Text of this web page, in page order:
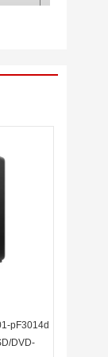
pF3014d
DVD-